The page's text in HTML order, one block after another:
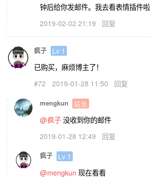
钟后给你发邮件。我去看表情插件啦
2019-02-02 21:19 回复
疯子 Lv 1
已购买，麻烦博主了！
#72 2019-01-28 11:50 回复
mengkun 站长
@疯子 没收到你的邮件
2019-01-28 12:49 回复
疯子 Lv 1
@mengkun 现在看看